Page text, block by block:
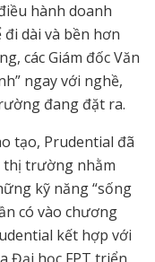
hành doanh
dài và bền hơn
các Giám đốc Văn
ngay với nghề,
đang đặt ra.
tạo, Prudential đã
thị trường nhằm
kỹ năng “sống
có vào chương
kết hợp với